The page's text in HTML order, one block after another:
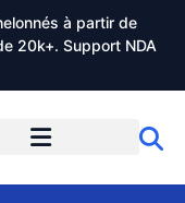
à partir de
20k+. Support NDA